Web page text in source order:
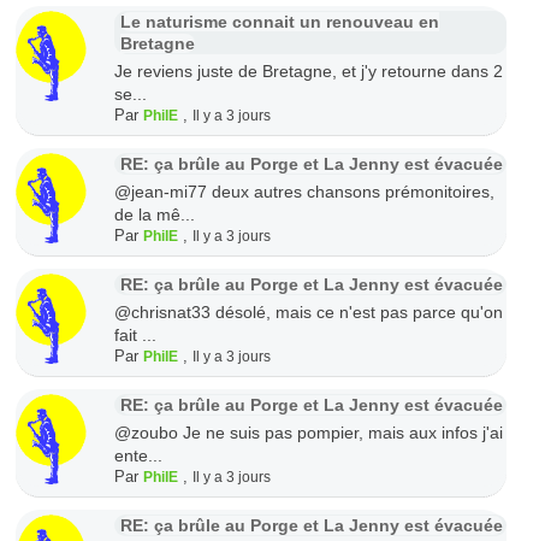
Le naturisme connait un renouveau en
Bretagne
Je reviens juste de Bretagne, et j'y retourne dans 2
se...
Par PhilE, Il y a 3 jours
RE: ça brûle au Porge et La Jenny est évacuée
@jean-mi77 deux autres chansons prémonitoires,
de la mê...
Par PhilE, Il y a 3 jours
RE: ça brûle au Porge et La Jenny est évacuée
@chrisnat33 désolé, mais ce n'est pas parce qu'on
fait ...
Par PhilE, Il y a 3 jours
RE: ça brûle au Porge et La Jenny est évacuée
@zoubo Je ne suis pas pompier, mais aux infos j'ai
ente...
Par PhilE, Il y a 3 jours
RE: ça brûle au Porge et La Jenny est évacuée